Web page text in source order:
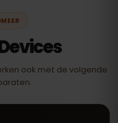
MEER
ook met de volgende